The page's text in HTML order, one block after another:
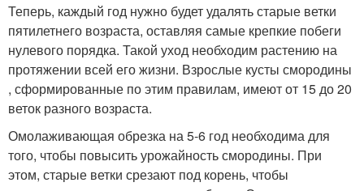
Теперь, каждый год нужно будет удалять старые ветки
пятилетнего возраста, оставляя самые крепкие побеги
нулевого порядка. Такой уход необходим растению на
протяжении всей его жизни. Взрослые кусты смородины
, сформированные по этим правилам, имеют от 15 до 20
веток разного возраста.
Омолаживающая обрезка на 5-6 год необходима для
того, чтобы повысить урожайность смородины. При
этом, старые ветки срезают под корень, чтобы